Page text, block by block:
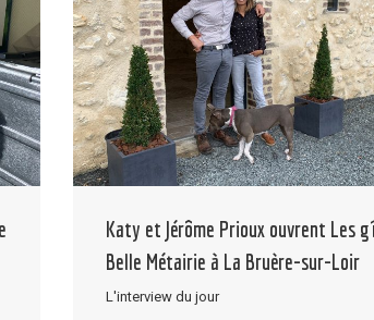
Katy et Jérôme Prioux ouvrent Les
Belle Métairie à La Bruère-sur-Loir
L'interview du jour